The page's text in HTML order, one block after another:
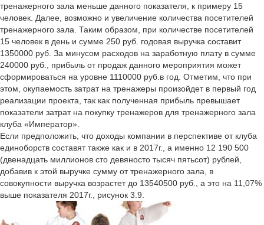
тренажерного зала меньше данного показателя, к примеру 15
человек. Далее, возможно и увеличение количества посетителей
тренажерного зала. Таким образом, при количестве посетителей
15 человек в день и сумме 250 руб. годовая выручка составит
1350000 руб. За минусом расходов на заработную плату в сумме
240000 руб., прибыль от продаж данного мероприятия может
сформироваться на уровне 1110000 руб.в год. Отметим, что при
этом, окупаемость затрат на тренажеры произойдет в первый год
реализации проекта, так как полученная прибыль превышает
показатели затрат на покупку тренажеров для тренажерного зала
клуба «Император».
Если предположить, что доходы компании в перспективе от клуба
единоборств составят также как и в 2017г., а именно 12 190 500
(двенадцать миллионов сто девяносто тысяч пятьсот) рублей,
добавив к этой выручке сумму от тренажерного зала, в
совокупности выручка возрастет до 13540500 руб., а это на 11,07%
выше показателя 2017г., рисунок 3.9.